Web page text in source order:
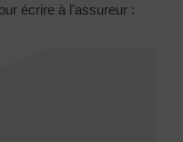
écrire à l'assureur :